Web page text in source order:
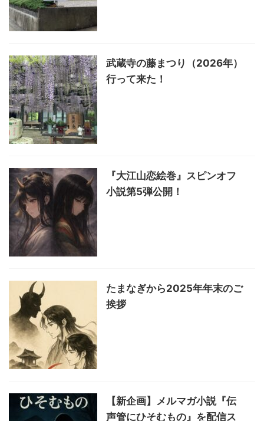
武蔵寺の藤まつり（2026年）
行って来た！
『大江山恋絵巻』スピンオフ
小説第5弾公開！
たまなぎから2025年年末のご
挨拶
【新企画】メルマガ小説『伝
声管にひそむもの』を配信ス